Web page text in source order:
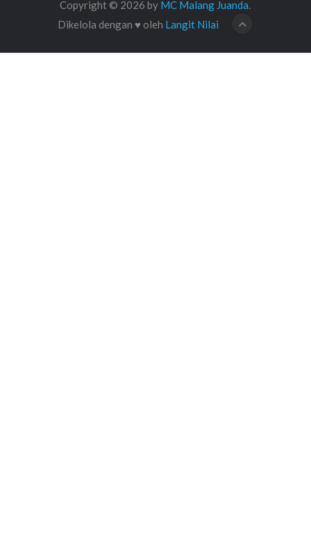
Copyright © 2026 by MC Malang Juanda.
Dikelola dengan ♥ oleh Langit Nilai